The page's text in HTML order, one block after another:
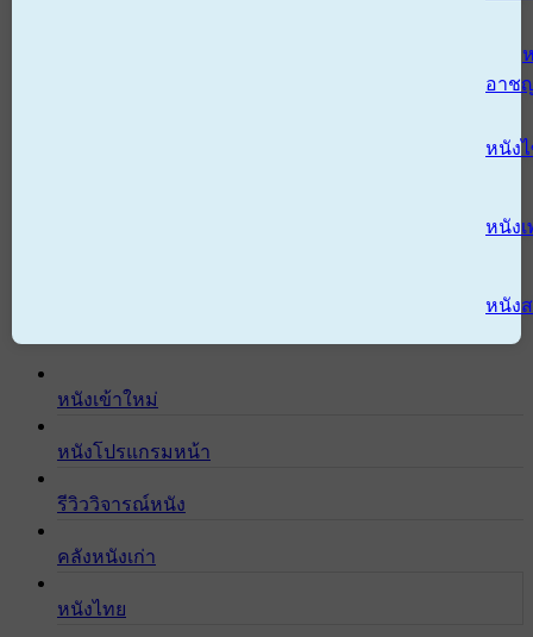
อาช
หนัง
หนังเ
หนัง
หนังเข้าใหม่
หนังโปรแกรมหน้า
รีวิววิจารณ์หนัง
คลังหนังเก่า
หนังไทย